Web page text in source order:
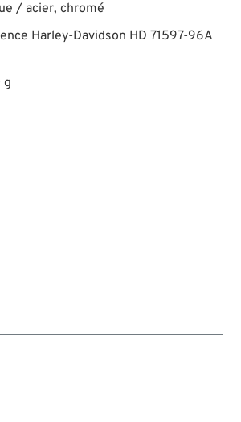
/ acier, chromé
Harley-Davidson HD 71597-96A
g